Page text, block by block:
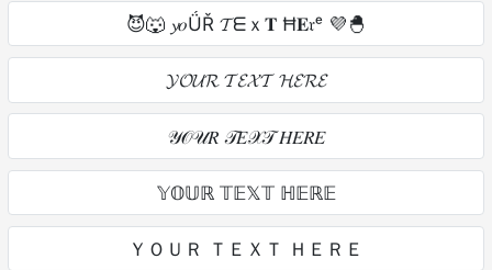
😈🐺 𝔂𝑜ǗŘ 𝓣ᗴｘ𝐓 Ħ𝐄𝔯ᵉ 💜🐣
𝓨𝓞𝓤𝓡 𝓣𝓔𝓧𝓣 𝓗𝓔𝓡𝓔
𝒴𝒪𝒰𝑅 𝒯𝐸𝒳𝒯 𝐻𝐸𝑅𝐸
𝕐𝕆𝕌ℝ 𝕋𝔼𝕏𝕋 ℍ𝔼ℝ𝔼
ＹＯＵＲ ＴＥＸＴ ＨＥＲＥ